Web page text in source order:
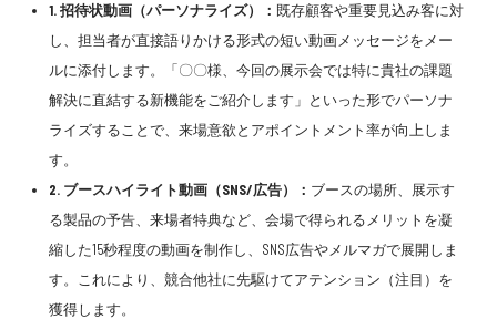
1. 招待状動画（パーソナライズ）： 既存顧客や重要見込み客に対
し、担当者が直接語りかける形式の短い動画メッセージをメー
ルに添付します。「〇〇様、今回の展示会では特に貴社の課題
解決に直結する新機能をご紹介します」といった形でパーソナ
ライズすることで、来場意欲とアポイントメント率が向上しま
す。
2. ブースハイライト動画（SNS/広告）： ブースの場所、展示す
る製品の予告、来場者特典など、会場で得られるメリットを凝
縮した15秒程度の動画を制作し、SNS広告やメルマガで展開しま
す。これにより、競合他社に先駆けてアテンション（注目）を
獲得します。